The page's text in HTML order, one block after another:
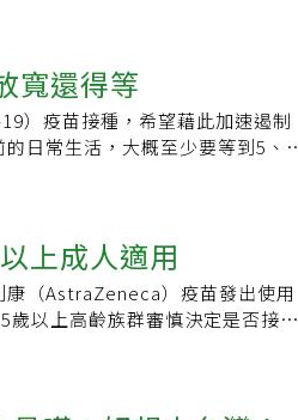
年到2017年1月，韓國緊急列
某藥物有濫用、成癮危機，就先
者正式列管，若無則解除列管；
迅速針對有濫用危機的藥品進行
恩
人紀錄片，陳肇隆醫師也深受感
約380人，加上菲律賓代訓醫師
400人，遍及歐美日到東南亞等
講邀約，但經過篩選，每年也要
襲擊，陳肇隆醫師雖然無法像過
，陳肇隆醫師永遠走在最前線，
觀念。」因此今天可以走出去幫
際社會，期盼未來可以持續朝
，協助更多病患重獲新生。
由一己之力幫助到更多的人，因為
一起完賽。」2020東京奧運柔道
的追求。」年僅23歲的柔道選手
就讀台灣體育大學競技運動研究
東京奧運上首位為國爭光的選
頭到關節都要鍛煉，有不少柔道
疼痛更是常人無法想像，因此，
步，才能取得進入奧運的門票。
金牌，但正因為有了這些遺憾，
。」出身於跆拳道世家的羅嘉
udnGpowerIG：
：女性專屬|健身的我超美
2階段、1.5人以上為第3階段、3
日均確診數達778人以上將實施第
韓國首都圈及全國現況適用新制
需遵守一公尺社交距離等基本防
會限制人數則較現行放寬至8人
可超過2人，原則上禁止上下班以
外的集會。
寬還得等
）疫苗接種，希望藉此加速遏制
日常生活，大概至少要等到5、6
AstraZeneca）/牛津大學
藥廠（Pfizer）疫苗；由韓國SK
疫苗今天在重重戒備防護下配送
月才開始施打疫苗的韓國，在施
底發生流感疫苗保存不當案例，
幸未傳出其他配送出錯狀況。根
上成人適用
（AstraZeneca）疫苗發出使用
歲以上高齡族群審慎決定是否接
特捷利康提出的臨床資料，也將